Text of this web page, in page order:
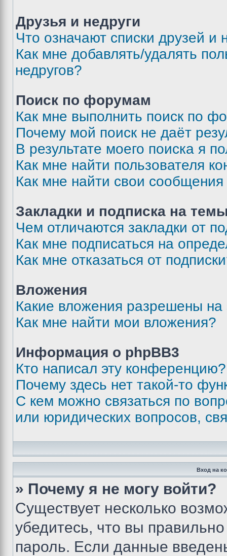
Друзья и недруги
Что означают списки друзей и
Как мне добавлять/удалять
недругов?
Поиск по форумам
Как мне выполнить поиск по
Почему мой поиск не даёт
В результате моего поиска я
Как мне найти пользователя
Как мне найти свои
Закладки и подписка на
Чем отличаются закладки от
Как мне подписаться на
Как мне отказаться от
Вложения
Какие вложения разрешены
Как мне найти мои вложения?
Информация о phpBB3
Кто написал эту конференцию?
Почему здесь нет такой-то
С кем можно связаться по
или юридических вопросов,
Вход на
» Почему я не могу войти?
Существует несколько
убедитесь, что вы
пароль. Если данные